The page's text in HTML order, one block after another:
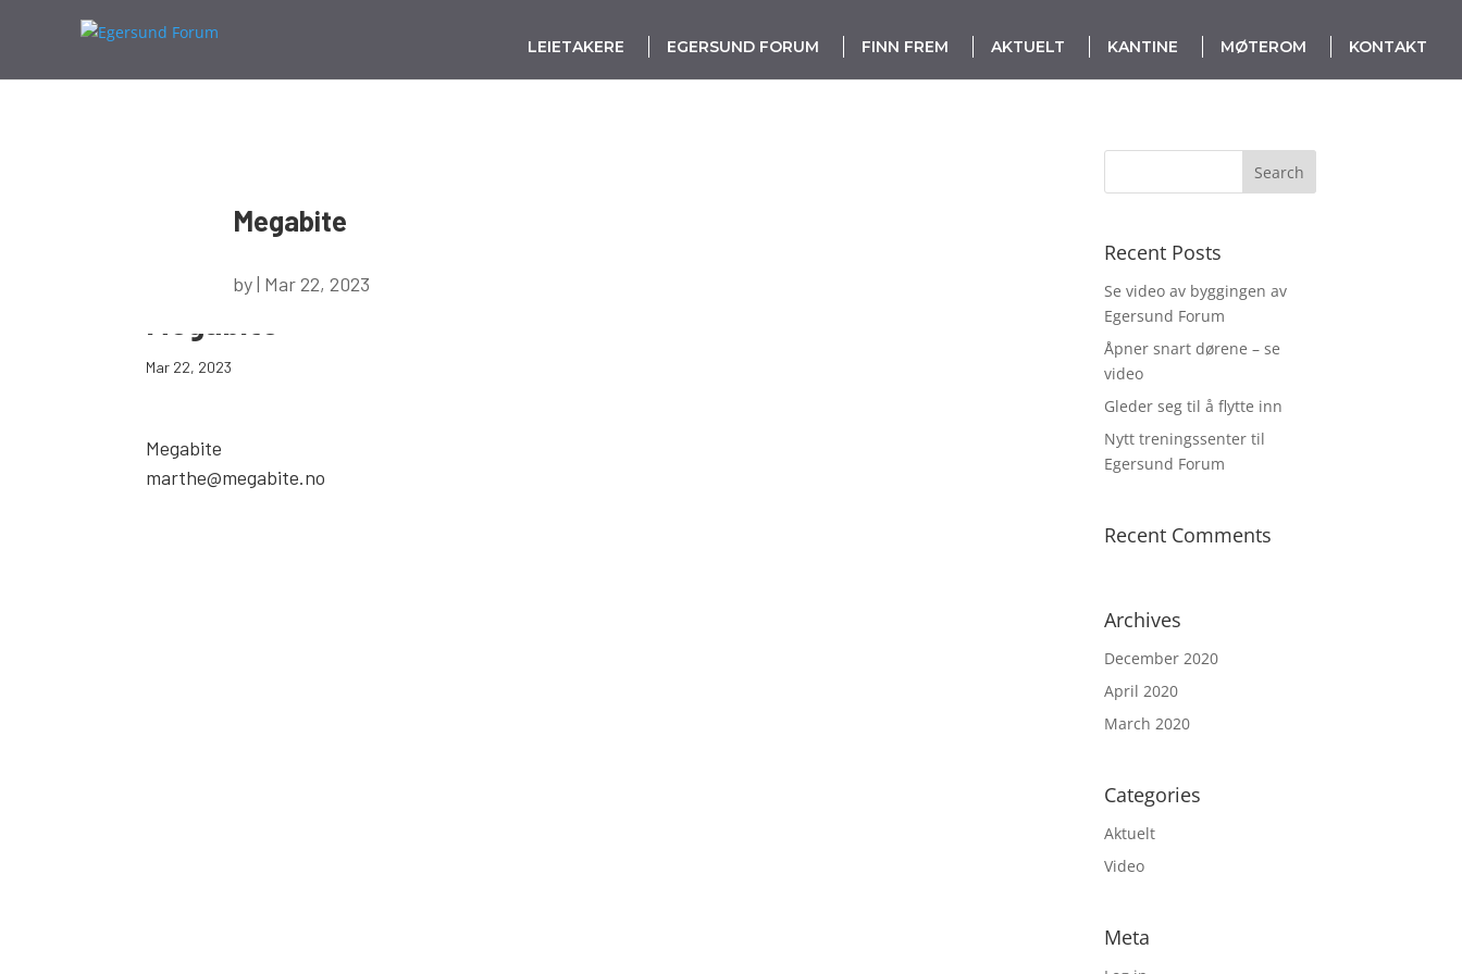
LEIETAKERE EGERSUND FORUM FINN FREM AKTUELT KANTINE MØTEROM KONTAKT
Megabite
by| Mar 22, 2023
Mar 22, 2023
Megabite
marthe@megabite.no
Recent Posts
Se video av byggingen av
Egersund Forum
Åpner snart dørene – se
video
Gleder seg til å flytte inn
Nytt treningssenter til
Egersund Forum
Recent Comments
Archives
December 2020
April 2020
March 2020
Categories
Aktuelt
Video
Meta